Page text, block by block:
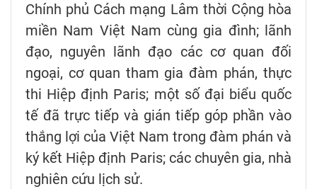
Chính phủ Cách mạng Lâm thời Cộng hòa
miền Nam Việt Nam cùng gia đình; lãnh
đạo, nguyên lãnh đạo các cơ quan đối
ngoại, cơ quan tham gia đàm phán, thực
thi Hiệp định Paris; một số đại biểu quốc
tế đã trực tiếp và gián tiếp góp phần vào
thắng lợi của Việt Nam trong đàm phán và
ký kết Hiệp định Paris; các chuyên gia, nhà
nghiên cứu lịch sử.